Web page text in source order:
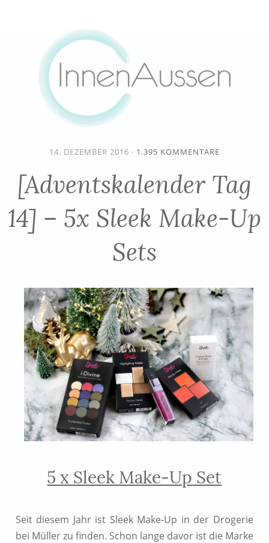
14. DEZEMBER 2016 · 1.395 KOMMENTARE
[Adventskalender Tag
14] – 5x Sleek Make-Up
Sets
5 x Sleek Make-Up Set
Seit diesem Jahr ist Sleek Make-Up in der Drogerie
bei Müller zu finden. Schon lange davor ist die Marke